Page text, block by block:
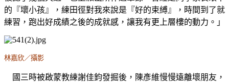
的『壞小孩』，練田徑對我來說是『好的束縛』，時間到了就
練習，跑出好成績之後的成就感，讓我有更上層樓的動力。」
林嘉欣／攝影
國三時被啟蒙教練謝佳鈞發掘後，陳彥維慢慢遠離壞朋友，